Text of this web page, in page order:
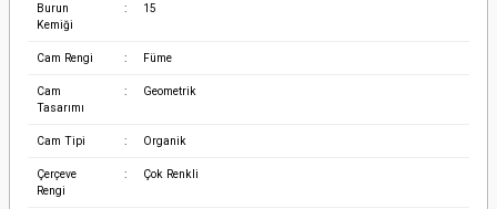
Burun
Kemiği
: 15
Cam Rengi : Füme
Cam
Tasarımı
: Geometrik
Cam Tipi : Organik
Çerçeve
Rengi
: Çok Renkli